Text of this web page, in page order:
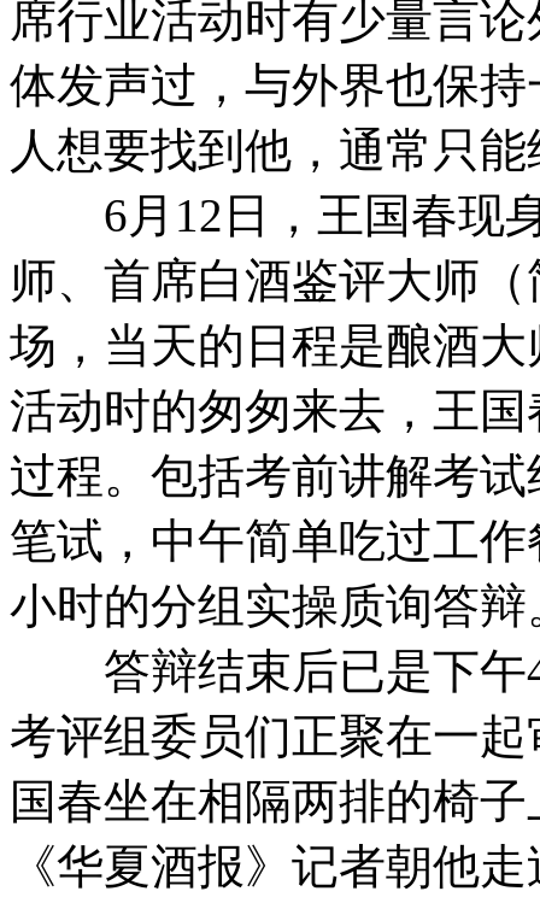
席行业活动时有少量言
体发声过，与外界也保
人想要找到他，通常只
6月12日，王国春现身
师、首席白酒鉴评大师
场，当天的日程是酿酒
活动时的匆匆来去，王
过程。包括考前讲解考
笔试，中午简单吃过工
小时的分组实操质询答辩
答辩结束后已是下午4
考评组委员们正聚在一
国春坐在相隔两排的椅
《华夏酒报》记者朝他